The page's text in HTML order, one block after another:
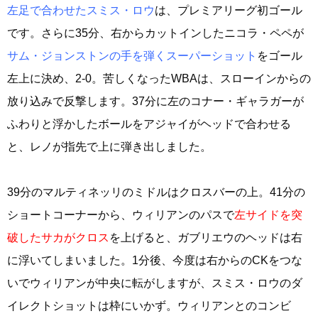
左足で合わせたスミス・ロウは、プレミアリーグ初ゴール
です。さらに35分、右からカットインしたニコラ・ペペが
サム・ジョンストンの手を弾くスーパーショット をゴール
左上に決め、2-0。苦しくなったWBAは、スローインからの
放り込みで反撃します。37分に左のコナー・ギャラガーが
ふわりと浮かしたボールをアジャイがヘッドで合わせる
と、レノが指先で上に弾き出しました。
39分のマルティネッリのミドルはクロスバーの上。41分の
ショートコーナーから、ウィリアンのパスで左サイドを突
破したサカがクロス を上げると、ガブリエウのヘッドは右
に浮いてしまいました。1分後、今度は右からのCKをつな
いでウィリアンが中央に転がしますが、スミス・ロウのダ
イレクトショットは枠にいかず。ウィリアンとのコンビ